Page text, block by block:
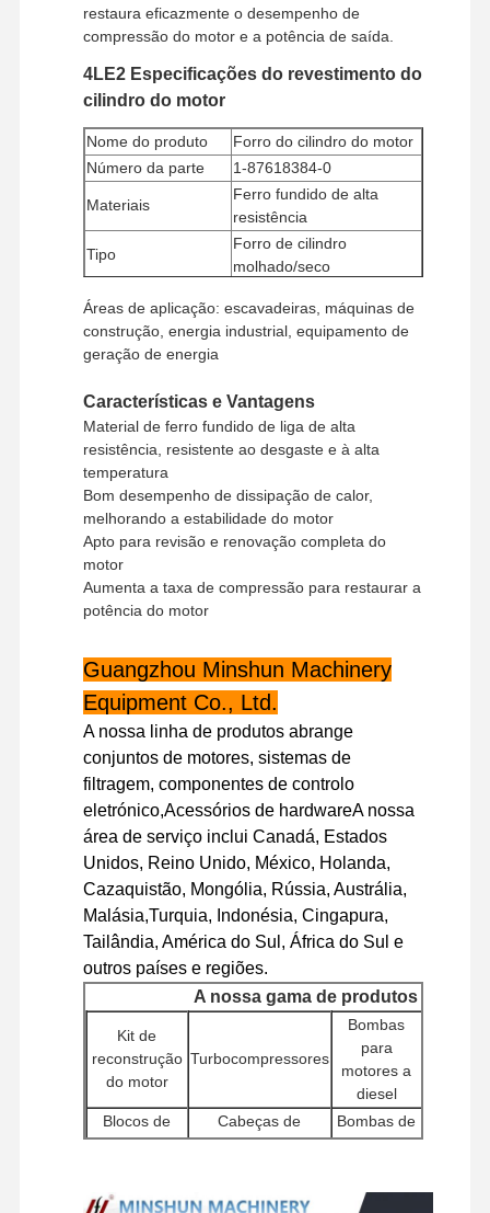
Para Casa Produtos Show De RV Sobre Nós
Visita À
Fábrica
Controle De
Qualidade
Contacte-
Nos
Casos
Motor Yanmar
Motor Kubota
Motor Isuzu
restaura eficazmente o desempenho de
compressão do motor e a potência de saída.
4LE2 Especificações do revestimento do
cilindro do motor
Nome do produto
Forro do cilindro do motor
Número da parte
1-87618384-0
Materiais
Ferro fundido de alta
resistência
Tipo
Forro de cilindro
molhado/seco
de encomenda
1 peça
Método de
pagamento
Método de
UPS/DHL/EMS/TNT/FedEx
Áreas de aplicação: escavadeiras, máquinas de
construção, energia industrial, equipamento de
geração de energia
Características e Vantagens
Material de ferro fundido de liga de alta
resistência, resistente ao desgaste e à alta
temperatura
Bom desempenho de dissipação de calor,
melhorando a estabilidade do motor
Apto para revisão e renovação completa do
motor
Aumenta a taxa de compressão para restaurar a
potência do motor
Guangzhou Minshun Machinery
Equipment Co., Ltd.
A nossa linha de produtos abrange
conjuntos de motores, sistemas de
filtragem, componentes de controlo
eletrónico,Acessórios de hardwareA nossa
área de serviço inclui Canadá, Estados
Unidos, Reino Unido, México, Holanda,
Cazaquistão, Mongólia, Rússia, Austrália,
Malásia,Turquia, Indonésia, Cingapura,
Tailândia, América do Sul, África do Sul e
outros países e regiões.
A nossa gama de produtos
Kit de
reconstrução
do motor
Turbocompressores
Bombas
para
motores a
diesel
Blocos de
cilindros
Cabeças de
cilindros
Bombas de
água
Motores de
Filtros
acessórios